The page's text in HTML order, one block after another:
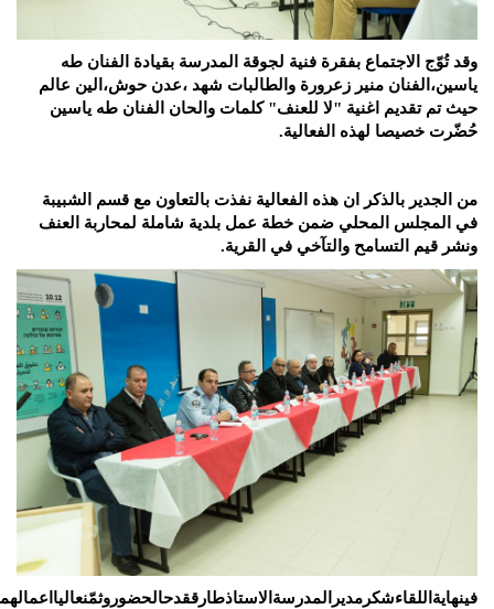
وقد تُوّج الاجتماع بفقرة فنية لجوقة المدرسة بقيادة الفنان طه
ياسين،الفنان منير زعرورة والطالبات شهد ،عدن حوش،الين عالم
حيث تم تقديم اغنية "لا للعنف" كلمات والحان الفنان طه ياسين
حُضّرت خصيصا لهذه الفعالية.
من الجدير بالذكر ان هذه الفعالية نفذت بالتعاون مع قسم الشبيبة
في المجلس المحلي ضمن خطة عمل بلدية شاملة لمحاربة العنف
ونشر قيم التسامح والتآخي في القرية.
فينهاية اللقاءشكر مدير المدرسة الاستاذطارققدحالحضور وثمّنعاليا اعمالهم